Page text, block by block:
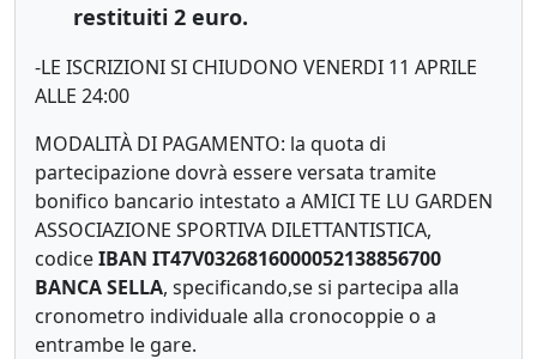
restituiti 2 euro.
-LE ISCRIZIONI SI CHIUDONO VENERDI 11 APRILE
ALLE 24:00
MODALITÀ DI PAGAMENTO: la quota di
partecipazione dovrà essere versata tramite
bonifico bancario intestato a AMICI TE LU GARDEN
ASSOCIAZIONE SPORTIVA DILETTANTISTICA,
codiceIBAN IT47V0326816000052138856700
BANCA SELLA, specificando,se si partecipa alla
cronometro individuale alla cronocoppie o a
entrambe le gare.